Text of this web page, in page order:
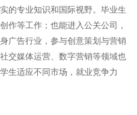
的专业知识和国际视野。毕业生
作等工作；也能进入公关公司，
广告行业，参与创意策划与营销
交媒体运营、数字营销等领域也
生适应不同市场，就业竞争力